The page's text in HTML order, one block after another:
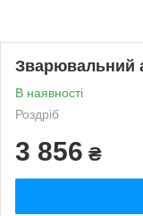
Зварювальний
В наявності
Роздріб
3 856 ₴